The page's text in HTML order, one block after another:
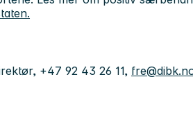
+47 92 43 26 11,